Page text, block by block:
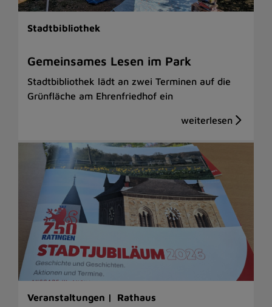
Stadtbibliothek
Gemeinsames Lesen im Park
Stadtbibliothek lädt an zwei Terminen auf die
Grünfläche am Ehrenfriedhof ein
Veranstaltungen | Rathaus